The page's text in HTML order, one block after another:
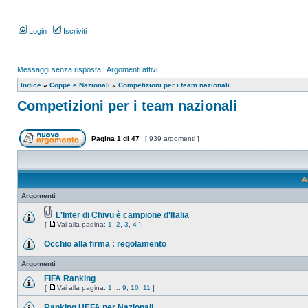
Login Iscriviti
Messaggi senza risposta | Argomenti attivi
Indice » Coppe e Nazionali » Competizioni per i team nazionali
Competizioni per i team nazionali
Pagina 1 di 47 [ 939 argomenti ]
Argomenti
L'Inter di Chivu è campione d'Italia
[ Vai alla pagina: 1 2 3 4 ]
Occhio alla firma : regolamento
Argomenti
FIFA Ranking
[ Vai alla pagina: 1 9 10 11 ]